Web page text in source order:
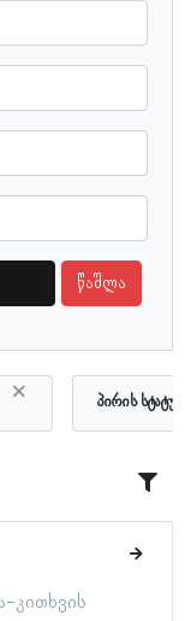
წაშლა
× პირის
კითხვის